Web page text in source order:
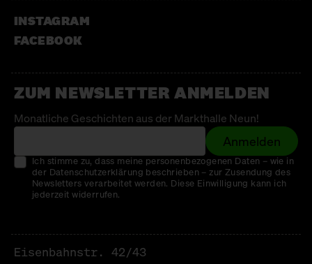
INSTAGRAM
FACEBOOK
ZUM NEWSLETTER ANMELDEN
Monatliche Geschichten aus der Markthalle Neun!
Anmelden
Ich stimme zu, dass meine personenbezogenen Daten – wie in
der Datenschutzerklärung beschrieben – zur Zusendung des
Newsletters verarbeitet werden. Diese Einwilligung kann ich
jederzeit widerrufen.
Eisenbahnstr. 42/43